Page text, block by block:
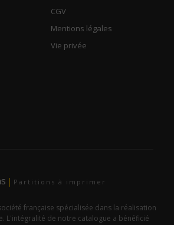
CGV
Mentions légales
Vie privée
| Partitions à imprimer
française spécialisée dans la réalisation
L'intégralité de notre catalogue a bénéficié